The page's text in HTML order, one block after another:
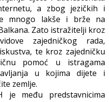
a zbog jezičkih i
mnogo lakše i brže na
Zato istražitelji kroz
zajedničkog rada,
te kroz zajedničku
pomoć u istragama
u kojima dijete i
zemlje.
je među predstavnicima